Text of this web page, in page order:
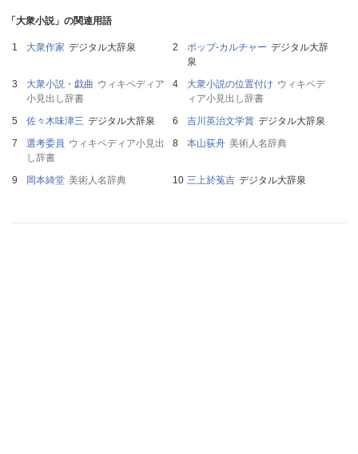
「大衆小説」の関連用語
大衆作家 デジタル大辞泉 ポップ‐カルチャー デジタル大辞
泉
大衆小説・戯曲 ウィキペディア
小見出し辞書
大衆小説の位置付け ウィキペデ
ィア小見出し辞書
佐々木味津三 デジタル大辞泉 吉川英治文学賞 デジタル大辞泉
選考委員 ウィキペディア小見出
し辞書
本山荻舟 美術人名辞典
岡本綺堂 美術人名辞典 三上於菟吉 デジタル大辞泉